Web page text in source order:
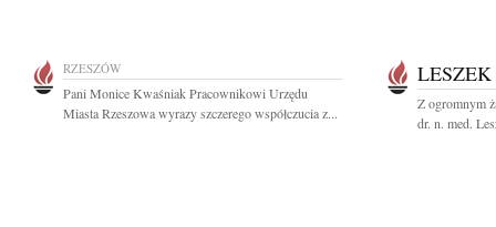
RZESZÓW
Pani Monice Kwaśniak Pracownikowi Urzędu
Miasta Rzeszowa wyrazy szczerego współczucia z...
Z ogromnym
dr. n. med.